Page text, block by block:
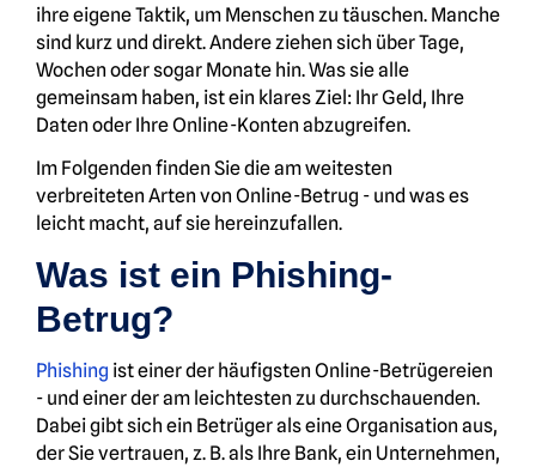
ihre eigene Taktik, um Menschen zu täuschen. Manche
sind kurz und direkt. Andere ziehen sich über Tage,
Wochen oder sogar Monate hin. Was sie alle
gemeinsam haben, ist ein klares Ziel: Ihr Geld, Ihre
Daten oder Ihre Online-Konten abzugreifen.
Im Folgenden finden Sie die am weitesten
verbreiteten Arten von Online-Betrug - und was es
leicht macht, auf sie hereinzufallen.
Was ist ein Phishing-
Betrug?
Phishing ist einer der häufigsten Online-Betrügereien
- und einer der am leichtesten zu durchschauenden.
Dabei gibt sich ein Betrüger als eine Organisation aus,
der Sie vertrauen, z. B. als Ihre Bank, ein Unternehmen,